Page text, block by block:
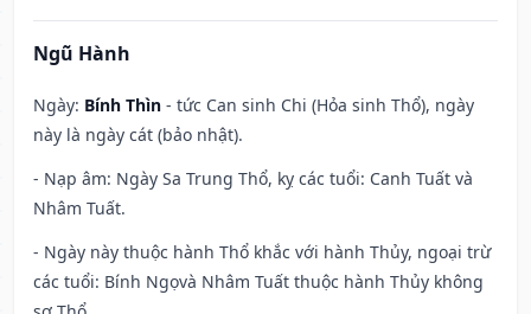
Ngũ Hành
Ngày: Bính Thìn - tức Can sinh Chi (Hỏa sinh Thổ), ngày
này là ngày cát (bảo nhật).
- Nạp âm: Ngày Sa Trung Thổ, kỵ các tuổi: Canh Tuất và
Nhâm Tuất.
- Ngày này thuộc hành Thổ khắc với hành Thủy, ngoại trừ
các tuổi: Bính Ngọvà Nhâm Tuất thuộc hành Thủy không